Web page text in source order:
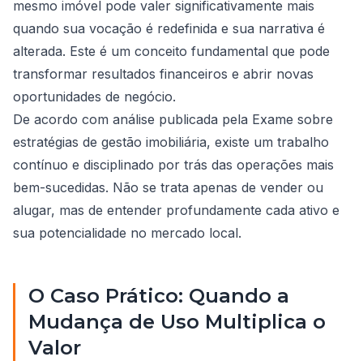
mesmo imóvel pode valer significativamente mais
quando sua vocação é redefinida e sua narrativa é
alterada. Este é um conceito fundamental que pode
transformar resultados financeiros e abrir novas
oportunidades de negócio.
De acordo com análise publicada pela Exame sobre
estratégias de gestão imobiliária, existe um trabalho
contínuo e disciplinado por trás das operações mais
bem-sucedidas. Não se trata apenas de vender ou
alugar, mas de entender profundamente cada ativo e
sua potencialidade no mercado local.
O Caso Prático: Quando a
Mudança de Uso Multiplica o
Valor